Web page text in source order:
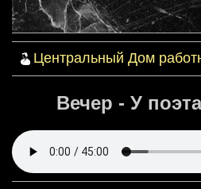
Центральный Дом
Вечер - У